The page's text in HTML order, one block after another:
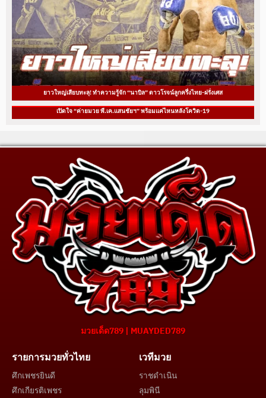
ยาวใหญ่เสียบทะลุ! ทำความรู้จัก “นาบิล” ดาวโรจน์ลูกครึ่งไทย-ฝรั่งเศส
เปิดใจ “ค่ายมวย พี.เค.แสนชัยฯ” พร้อมแค่ไหนหลังโควิด-19
มวยเด็ด789 | MUAYDED789
รายการมวยทั่วไทย
ศึกเพชรยินดี
ศึกเกียรติเพชร
เวทีมวย
ราชดำเนิน
ลุมพินี